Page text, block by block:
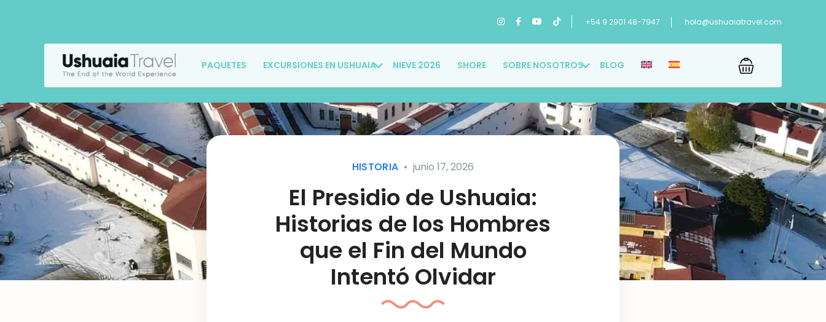
+54 9 2901 48-7947 hola@ushuaiatravel.com
PAQUETES EXCURSIONES EN USHUAIA NIEVE 2026 SHORE SOBRE NOSOTROS BLOG
HISTORIA junio 17, 2026
El Presidio de Ushuaia:
Historias de los Hombres
que el Fin del Mundo
Intentó Olvidar